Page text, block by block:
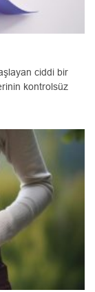
ciddi bir
kontrolsüz